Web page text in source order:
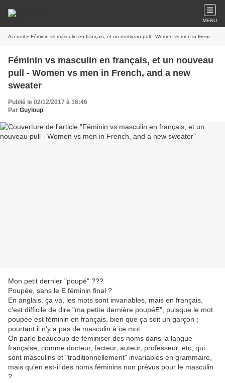
MENU
Accueil » Féminin vs masculin en français, et un nouveau pull - Women vs men in French, and a new sweater
Féminin vs masculin en français, et un nouveau
pull - Women vs men in French, and a new
sweater
Publié le 02/12/2017 à 16:46
Par Guyloup
Mon petit dernier "poupé" ???
Poupée, sans le E féminin final ?
En anglais, ça va, les mots sont invariables, mais en français,
c'est difficile de dire "ma petite dernière poupéE", puisque le mot
poupée est féminin en français, bien que ça soit un garçon ;
pourtant il n'y a pas de masculin à ce mot.
On parle beaucoup de féminiser des noms dans la langue
française, comme docteur, facteur, auteur, professeur, etc, qui
sont masculins et "traditionnellement" invariables en grammaire,
mais qu'en est-il des noms féminins non prévus pour le masculin
?